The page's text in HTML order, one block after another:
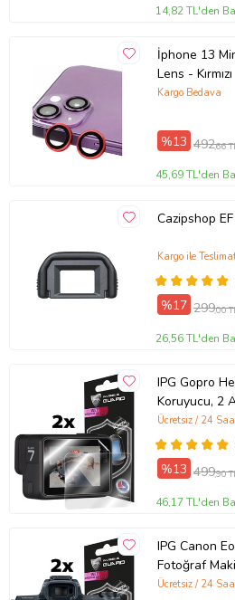
14,82 TL'den
İphone 13
Lens - Kırmızı
Kargo Bedava
%13 492,66
45,69 TL'den
Cazipshop
Kargo ile
%17 299,00
26,56 TL'den
IPG Gopro
Koruyucu, 2
Ücretsiz / 24
%13 499,90
46,17 TL'den
IPG Canon
Fotoğraf
Adet)
Ücretsiz / 24